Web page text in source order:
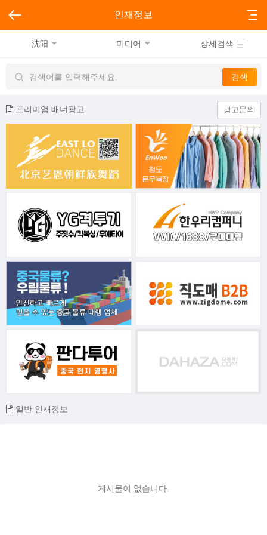
인재정보
沈阳 미디어 상세검색
프리미엄 배너광고 광고문의
일반 인재정보
게시물이 없습니다.